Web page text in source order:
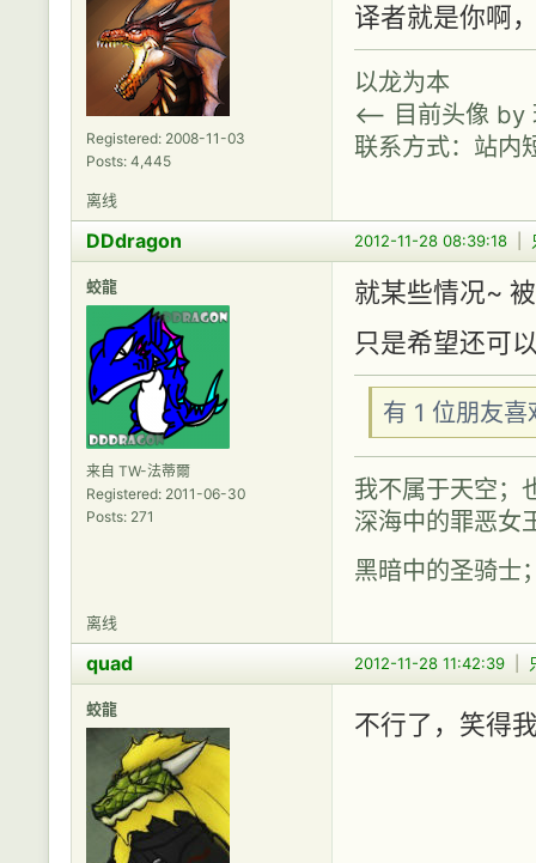
Registered: 2008-11-03
Posts: 4,445
译者就是你啊
以龙为本
<-- 目前头像 by
联系方式：站内
离线
2012-11-28 08:39:18
DDdragon
蛟龍
来自 TW-法蒂爾
Registered: 2011-06-30
Posts: 271
就某些情况~
只是希望还可
有 1 位朋友
我不属于天空；
深海中的罪恶女
黑暗中的圣骑士
离线
2012-11-28 11:42:39
quad
蛟龍 不行了，笑得